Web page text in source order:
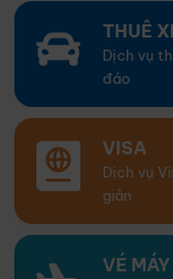
THUÊ
Dịch vụ
đáo
VISA
Dịch vụ
giản
VÉ